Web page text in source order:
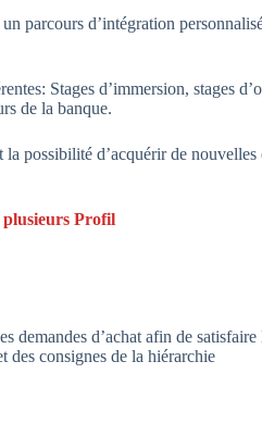
parcours d’intégration
Stages d’immersion, stages
de la banque.
possibilité d’acquérir de
Profil
demandes d’achat afin de
des consignes de la hiérarchie